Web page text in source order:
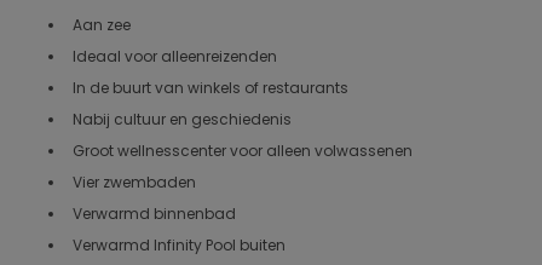
Aan zee
Ideaal voor alleenreizenden
In de buurt van winkels of restaurants
Nabij cultuur en geschiedenis
Groot wellnesscenter voor alleen volwassenen
Vier zwembaden
Verwarmd binnenbad
Verwarmd Infinity Pool buiten